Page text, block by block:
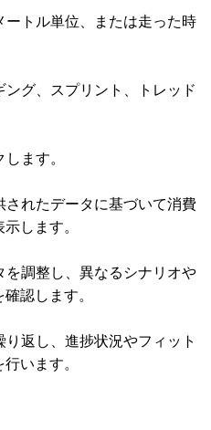
トル単位、または走った時
グ、スプリント、トレッド
ます。
れたデータに基づいて消費
します。
調整し、異なるシナリオや
認します。
返し、進捗状況やフィット
います。